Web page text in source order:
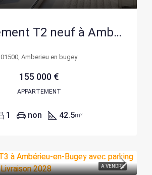
Appartement T2 neuf à Ambérieu-en-Bugey avec parking – Livraison 2028
01500, Amberieu en bugey
155 000 €
APPARTEMENT
1 non 42.5m²
A VENDRE